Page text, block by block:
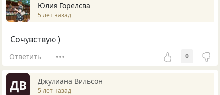
Юлия Горелова
5 лет назад
Сочувствую )
Ответить 0
ДВ Джулиана Вильсон
5 лет назад